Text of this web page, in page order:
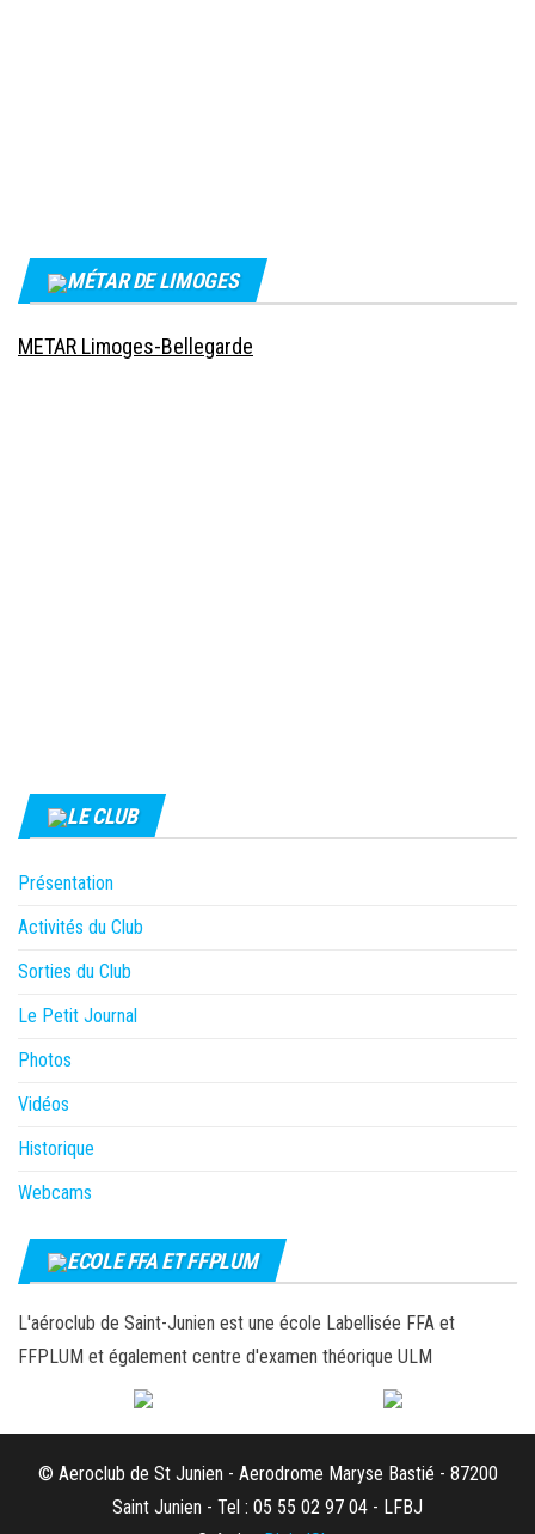
MÉTAR DE LIMOGES
METAR Limoges-Bellegarde
LE CLUB
Présentation
Activités du Club
Sorties du Club
Le Petit Journal
Photos
Vidéos
Historique
Webcams
ECOLE FFA ET FFPLUM
L'aéroclub de Saint-Junien est une école Labellisée FFA et
FFPLUM et également centre d'examen théorique ULM
© Aeroclub de St Junien - Aerodrome Maryse Bastié - 87200
Saint Junien - Tel : 05 55 02 97 04 - LFBJ